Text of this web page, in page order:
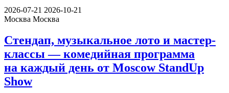
2026-07-21 2026-10-21
Москва Москва
Стендап, музыкальное лото и мастер-
классы — комедийная программа
на каждый день от Moscow StandUp
Show